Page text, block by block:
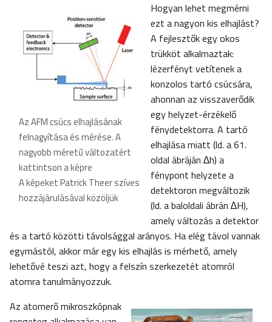
Az AFM csúcs elhajlásának
felnagyítása és mérése. A
nagyobb méretű változatért
kattintson a képre
A képeket Patrick Theer szíves
hozzájárulásával közöljük
Hogyan lehet megmérni
ezt a nagyon kis elhajlást?
A fejlesztők egy okos
trükköt alkalmaztak:
lézerfényt vetítenek a
konzolos tartó csúcsára,
ahonnan az visszaverődik
egy helyzet-érzékelő
fénydetektorra. A tartó
elhajlása miatt (ld. a 61.
oldal ábráján ∆h) a
fénypont helyzete a
detektoron megváltozik
(ld. a baloldali ábrán ∆H),
amely változás a detektor
és a tartó közötti távolsággal arányos. Ha elég távol vannak
egymástól, akkor már egy kis elhajlás is mérhető, amely
lehetővé teszi azt, hogy a felszín szerkezetét atomról
atomra tanulmányozzuk.
Az atomerő mikroszkópnak